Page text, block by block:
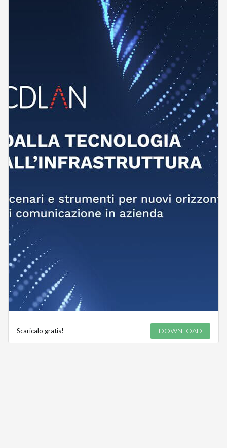
Scaricalo gratis! DOWNLOAD